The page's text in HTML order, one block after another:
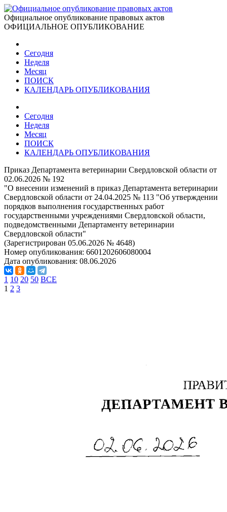
Официальное опубликование правовых актов
ОФИЦИАЛЬНОЕ ОПУБЛИКОВАНИЕ
Сегодня
Неделя
Месяц
ПОИСК
КАЛЕНДАРЬ ОПУБЛИКОВАНИЯ
Сегодня
Неделя
Месяц
ПОИСК
КАЛЕНДАРЬ ОПУБЛИКОВАНИЯ
Приказ Департамента ветеринарии Свердловской области от
02.06.2026 № 192
"О внесении изменений в приказ Департамента ветеринарии
Свердловской области от 24.04.2025 № 113 "Об утверждении
порядков выполнения государственных работ
государственными учреждениями Свердловской области,
подведомственными Департаменту ветеринарии
Свердловской области"
(Зарегистрирован 05.06.2026 № 4648)
Номер опубликования: 6601202606080004
Дата опубликования: 08.06.2026
1 10 20 50 ВСЕ
1 2 3